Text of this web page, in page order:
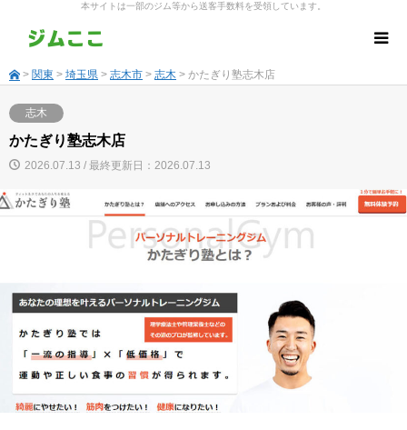
本サイトは一部のジム等から送客手数料を受領しています。
> 関東 > 埼玉県 > 志木市 > 志木 > かたぎり塾志木店
志木
かたぎり塾志木店
2026.07.13 / 最終更新日：2026.07.13